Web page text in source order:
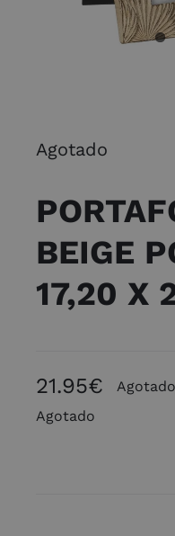
Agotado
BEIGE
17,20 X
21.95€
Agotado
Agotado